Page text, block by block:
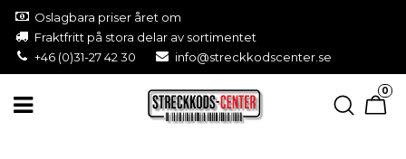
Oslagbara priser året om
Fraktfritt på stora delar av sortimentet
+46 (0)31-27 42 30
info@streckkodscenter.se
0